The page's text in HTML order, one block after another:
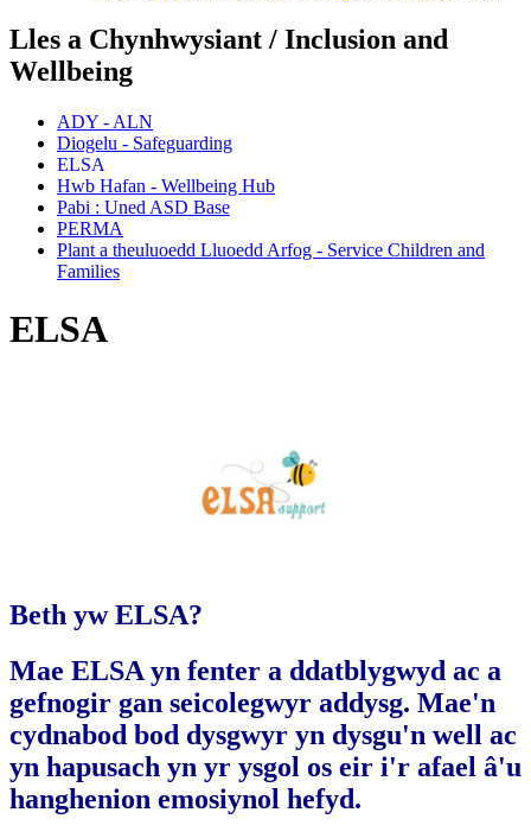
Lles a Chynhwysiant / Inclusion and
Wellbeing
ADY - ALN
Diogelu - Safeguarding
ELSA
Hwb Hafan - Wellbeing Hub
Pabi : Uned ASD Base
PERMA
Plant a theuluoedd Lluoedd Arfog - Service Children and
Families
ELSA
Beth yw ELSA?
Mae ELSA yn fenter a ddatblygwyd ac a
gefnogir gan seicolegwyr addysg. Mae'n
cydnabod bod dysgwyr yn dysgu'n well ac
yn hapusach yn yr ysgol os eir i'r afael â'u
hanghenion emosiynol hefyd.